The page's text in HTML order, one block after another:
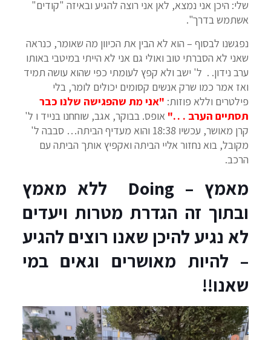
שלי: היכן אני נמצא, לאן אני רוצה להגיע ובאיזה "קודים"
אשתמש בדרך".
נפגשנו לבסוף – הוא לא הבין את הכיוון מה שאומר, כנראה
שאני לא הסברתי טוב ואולי גם אני לא הייתי במיטבי באותו
ערב נידון. . ל' ישב ולא קפץ לעומתי כפי שהוא עושה תמיד
ואז אמר כמו שרק אנשים קסומים יכולים לומר, בלי
פילטרים וללא פוזות: "אני מת שהפגישה שלנו כבר
תסתיים הערב . . ." אופס. בבוקר, אגב, שוחחנו בנייד ו ל'
קרן מאושר, עכשיו 18:38 והוא מעדיף הביתה… סבבה ל'
מקובל, בוא נחזור אליי הביתה ואקפיץ אותך הביתה עם
הרכב.
מאמץ – Doing ללא מאמץ
ובתוך זה הגדרת מטרות ויעדים
לא נגיע להיכן שאנו רוצים להגיע
– להיות מאושרים וגאים במי
שאנו!!